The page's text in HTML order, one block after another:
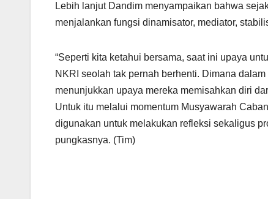
Lebih lanjut Dandim menyampaikan bahwa
menjalankan fungsi dinamisator, mediator,
“Seperti kita ketahui bersama, saat ini upaya
NKRI seolah tak pernah berhenti. Dimana
menunjukkan upaya mereka memisahkan diri
Untuk itu melalui momentum Musyawarah
digunakan untuk melakukan refleksi sekaligus
pungkasnya. (Tim)